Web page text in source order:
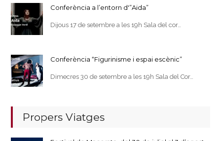
Conferència a l’entorn d'”Aida”
Dijous 17 de setembre a les 19h Sala del cor…
Conferència “Figurinisme i espai escènic”
Dimecres 30 de setembre a les 19h Sala del Cor…
Propers Viatges